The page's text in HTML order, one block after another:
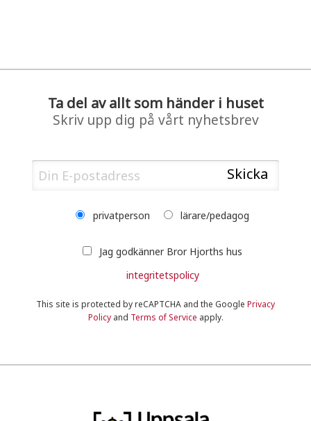
Ta del av allt som händer i huset
Skriv upp dig på vårt nyhetsbrev
privatperson lärare/pedagog
Jag godkänner Bror Hjorths hus
integritetspolicy
This site is protected by reCAPTCHA and the Google Privacy
Policyand Terms of Service apply.